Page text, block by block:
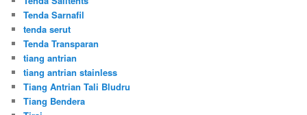
Tenda Sarnafil
tenda serut
Tenda Transparan
tiang antrian
tiang antrian stainless
Tiang Antrian Tali Bludru
Tiang Bendera